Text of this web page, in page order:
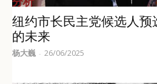
纽约市长民主党候选人
的未来
杨大巍 - 26/06/2025